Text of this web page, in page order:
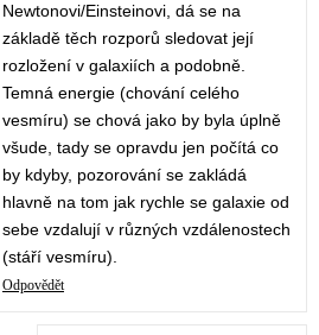
Newtonovi/Einsteinovi, dá se na
základě těch rozporů sledovat její
rozložení v galaxiích a podobně.
Temná energie (chování celého
vesmíru) se chová jako by byla úplně
všude, tady se opravdu jen počítá co
by kdyby, pozorování se zakládá
hlavně na tom jak rychle se galaxie od
sebe vzdalují v různých vzdálenostech
(stáří vesmíru).
Odpovědět